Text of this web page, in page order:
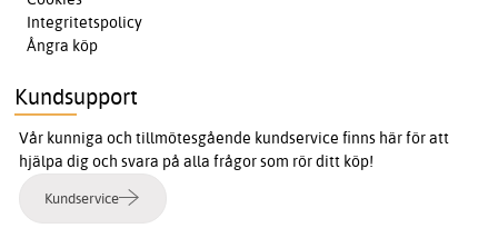
Integritetspolicy
Ångra köp
Kundsupport
Vår kunniga och tillmötesgående kundservice finns här för att
hjälpa dig och svara på alla frågor som rör ditt köp!
Kundservice